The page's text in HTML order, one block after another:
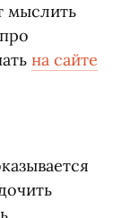
мыслить
на сайте